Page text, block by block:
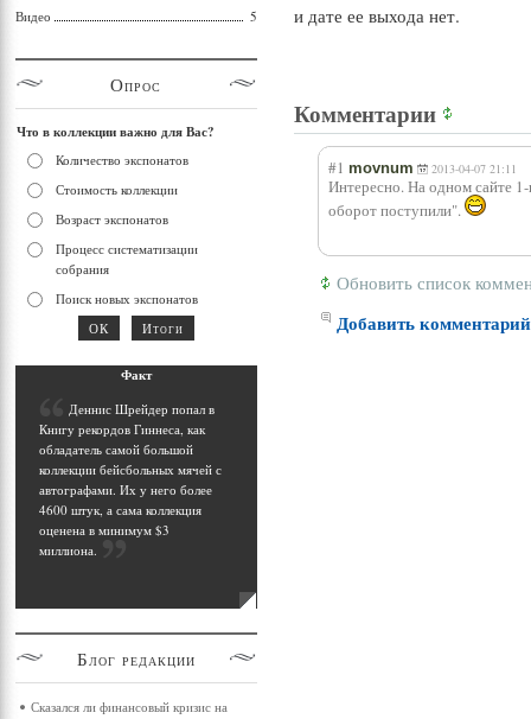
и дате ее выхода нет.
Комментарии
#1 movnum 2013-04-07 21:11
Интересно. На одном сайте
оборот поступили".
Обновить список
Добавить комментарий
Видео 5
Опрос
Что в коллекции важно для Вас?
Количество экспонатов
Стоимость коллекции
Возраст экспонатов
Процесс систематизации
собрания
Поиск новых экспонатов
Факт
Деннис Шрейдер попал в
Книгу рекордов Гиннеса, как
обладатель самой большой
коллекции бейсбольных мячей с
автографами. Их у него более
4600 штук, а сама коллекция
оценена в минимум $3
миллиона.
Блог редакции
Сказался ли финансовый кризис на